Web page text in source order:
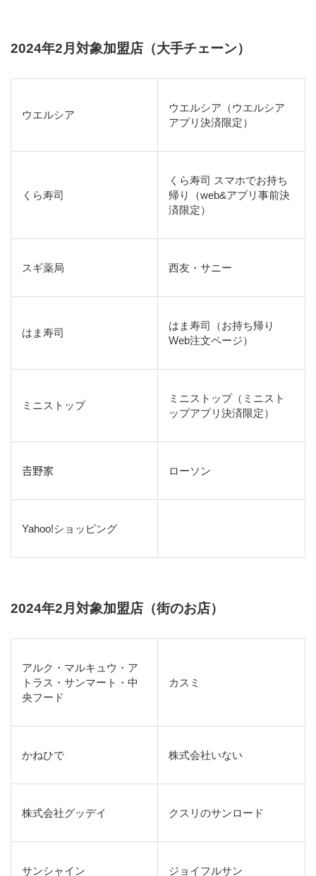
2024年2月対象加盟店（大手チェーン）
ウエルシア
ウエルシア（ウエルシア
アプリ決済限定）
くら寿司
くら寿司 スマホでお持ち
帰り（web&アプリ事前決
済限定）
スギ薬局 西友・サニー
はま寿司
はま寿司（お持ち帰り
Web注文ページ）
ミニストップ
ミニストップ（ミニスト
ップアプリ決済限定）
𠮷野家 ローソン
Yahoo!ショッピング
2024年2月対象加盟店（街のお店）
アルク・マルキュウ・ア
トラス・サンマート・中
央フード
カスミ
かねひで 株式会社いない
株式会社グッデイ クスリのサンロード
サンシャイン ジョイフルサン